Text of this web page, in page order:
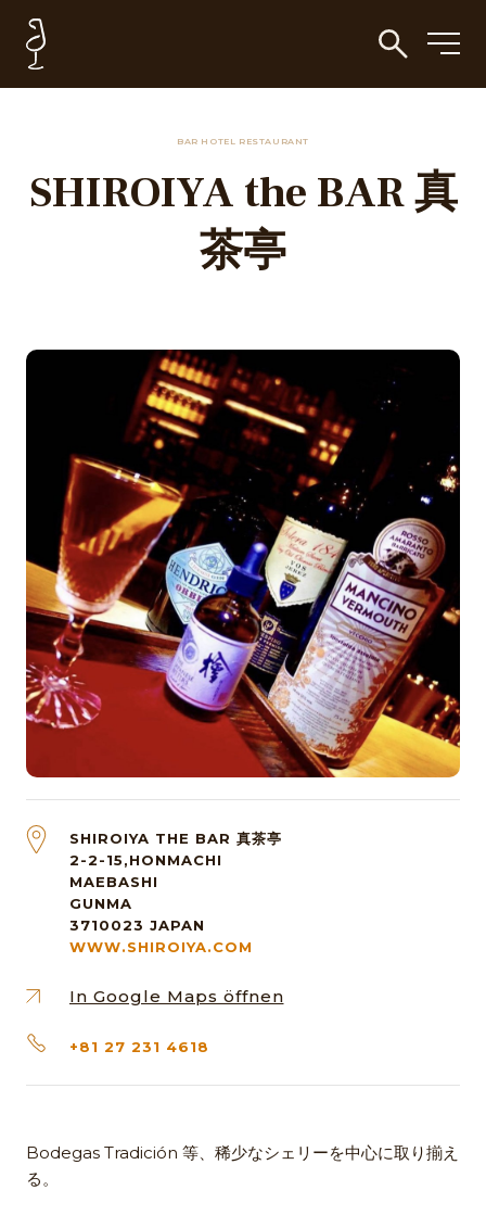
BAR HOTEL RESTAURANT
SHIROIYA the BAR 真
茶亭
SHIROIYA THE BAR 真茶亭
2-2-15,HONMACHI
MAEBASHI
GUNMA
3710023 JAPAN
WWW.SHIROIYA.COM
In Google Maps öffnen
+81 27 231 4618
Bodegas Tradición 等、稀少なシェリーを中心に取り揃え
る。